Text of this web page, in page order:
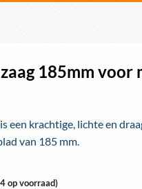
185mm voor
een krachtige, lichte en
van 185 mm.
op voorraad)